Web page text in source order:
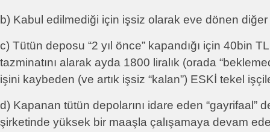
b) Kabul edilmediği için işsiz olarak eve dönen
c) Tütün deposu “2 yıl önce” kapandığı için 40bin
tazminatını alarak ayda 1800 liralık (orada
işini kaybeden (ve artık işsiz “kalan”) ESKİ tekel
d) Kapanan tütün depolarını idare eden “gayrifaal”
şirketinde yüksek bir maaşla çalışamaya devam